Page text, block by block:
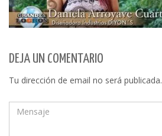
DEJA UN COMENTARIO
Tu dirección de email no será publicada.